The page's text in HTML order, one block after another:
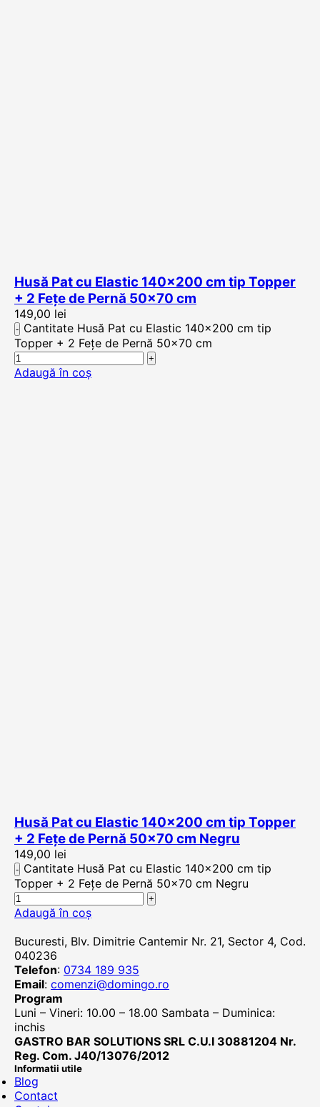
Husă Pat cu Elastic 140×200 cm tip Topper
+ 2 Fețe de Pernă 50×70 cm
149,00 lei
Cantitate Husă Pat cu Elastic 140x200 cm tip
Topper + 2 Fețe de Pernă 50x70 cm
Adaugă în coș
Husă Pat cu Elastic 140×200 cm tip Topper
+ 2 Fețe de Pernă 50×70 cm Negru
149,00 lei
Cantitate Husă Pat cu Elastic 140x200 cm tip
Topper + 2 Fețe de Pernă 50x70 cm Negru
Adaugă în coș
Bucuresti, Blv. Dimitrie Cantemir Nr. 21, Sector 4, Cod.
040236
Telefon: 0734 189 935
Email: comenzi@domingo.ro
Program
Luni – Vineri: 10.00 – 18.00 Sambata – Duminica:
inchis
GASTRO BAR SOLUTIONS SRL C.U.I 30881204 Nr.
Reg. Com. J40/13076/2012
Informatii utile
Blog
Contact